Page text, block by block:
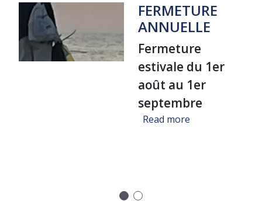
FERMETURE
ANNUELLE
Fermeture
estivale du 1er
août au 1er
septembre
Read more